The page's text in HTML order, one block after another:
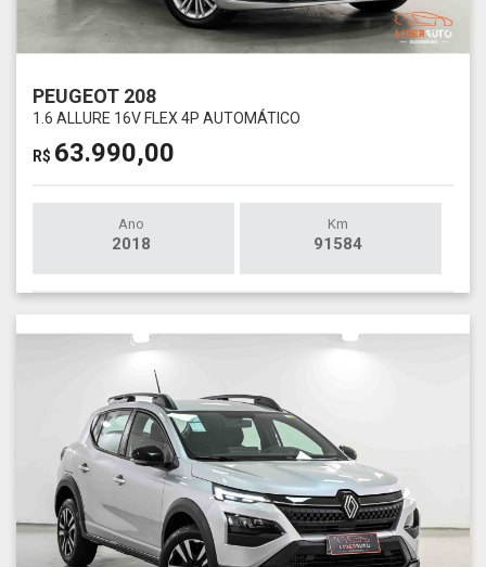
PEUGEOT 208
1.6 ALLURE 16V FLEX 4P AUTOMÁTICO
R$ 63.990,00
Ano
2018
Km
91584